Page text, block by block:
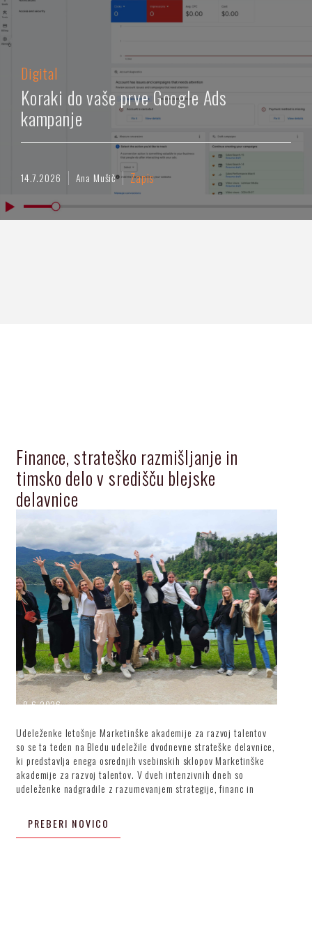
Digital
Koraki do vaše prve Google Ads
kampanje
14.7.2026 Ana Mušič Zapis
Finance, strateško razmišljanje in
timsko delo v središču blejske
delavnice
8.6.2026
Udeleženke letošnje Marketinške akademije za razvoj talentov
so se ta teden na Bledu udeležile dvodnevne strateške delavnice,
ki predstavlja enega osrednjih vsebinskih sklopov Marketinške
akademije za razvoj talentov. V dveh intenzivnih dneh so
udeleženke nadgradile z razumevanjem strategije, financ in
PREBERI NOVICO